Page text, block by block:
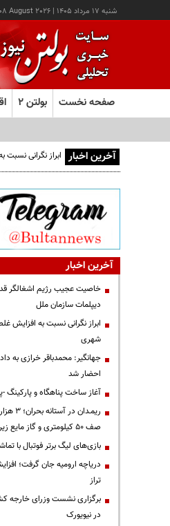
شنبه ۱۷ مرداد ۱۴۰۵ |
August 2026
صفحه نخست بولتن ۲
آخرین اخبار ابراز نگرانی
آخرین اخبار
خاصیت عجیب رژیم اشغالگر
دیپلمات سازمان ملل
ابراز نگرانی نسبت به افزایش
شهری
جهانگیر: محمدباقر خرازی به
احضار شد
آغاز ساخت پناهگاه و پارکینگ -
ریمـدان
صف ۵۰ کیلومتری و گاز مایع زیر آفتاب ۵۰ درجه!
بازی‌های لیگ برتر فوتبال با
تراز
برگزاری نشست وزرای خارجه
در نیویورک